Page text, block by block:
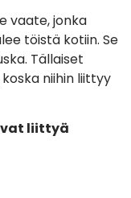
vaate, jonka
töistä kotiin. Se
Tällaiset
niihin liittyy
liittyä